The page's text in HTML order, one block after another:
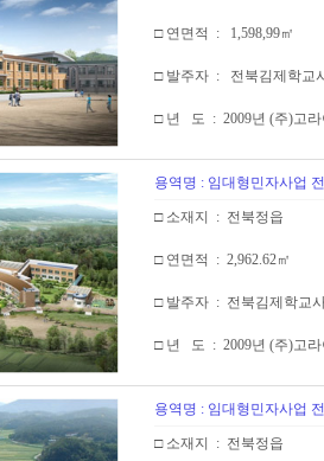
□ 연면적 : 1,598,99㎡
□ 발주자 : 전북김제학교
□ 년 도 : 2009년 (주)고라
용역명 : 임대형민자사업
□ 소재지 : 전북정읍
□ 연면적 : 2,962.62㎡
□ 발주자 : 전북김제학교
□ 년 도 : 2009년 (주)고라
용역명 : 임대형민자사업
□ 소재지 : 전북정읍